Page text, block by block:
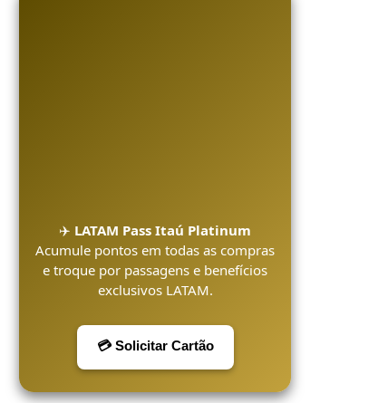
✈️ LATAM Pass Itaú Platinum
Acumule pontos em todas as compras
e troque por passagens e benefícios
exclusivos LATAM.
💳 Solicitar Cartão